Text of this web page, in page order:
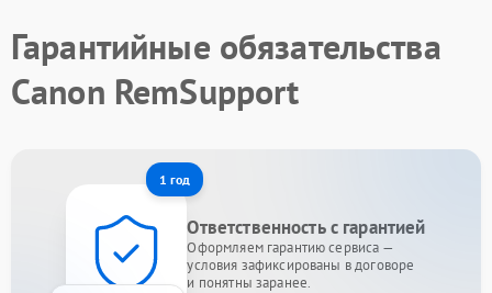
Гарантийные обязательства
Canon RemSupport
1 год
Ответственность с гарантией
Оформляем гарантию сервиса —
условия зафиксированы в договоре
и понятны заранее.